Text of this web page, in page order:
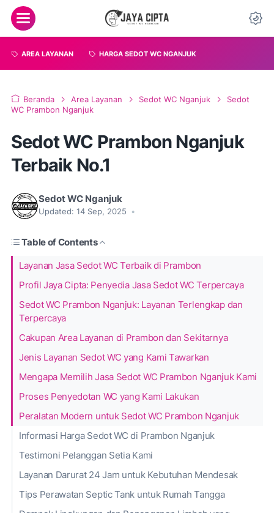
AREA LAYANAN HARGA SEDOT WC NGANJUK
Beranda Area Layanan Sedot WC Nganjuk
Sedot
WC Prambon Nganjuk
Sedot WC Prambon Nganjuk
Terbaik No.1
Sedot WC Nganjuk
Updated: 14 Sep, 2025 •
Table of Contents
Layanan Jasa Sedot WC Terbaik di Prambon
Profil Jaya Cipta: Penyedia Jasa Sedot WC Terpercaya
Sedot WC Prambon Nganjuk: Layanan Terlengkap dan
Terpercaya
Cakupan Area Layanan di Prambon dan Sekitarnya
Jenis Layanan Sedot WC yang Kami Tawarkan
Mengapa Memilih Jasa Sedot WC Prambon Nganjuk Kami
Proses Penyedotan WC yang Kami Lakukan
Peralatan Modern untuk Sedot WC Prambon Nganjuk
Informasi Harga Sedot WC di Prambon Nganjuk
Testimoni Pelanggan Setia Kami
Layanan Darurat 24 Jam untuk Kebutuhan Mendesak
Tips Perawatan Septic Tank untuk Rumah Tangga